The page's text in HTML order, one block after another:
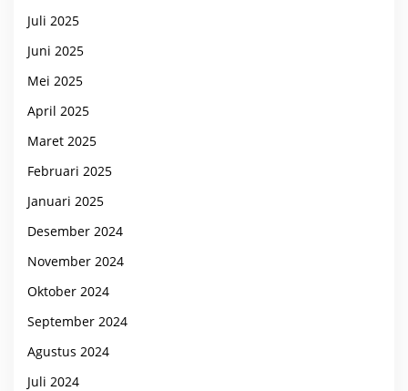
Juli 2025
Juni 2025
Mei 2025
April 2025
Maret 2025
Februari 2025
Januari 2025
Desember 2024
November 2024
Oktober 2024
September 2024
Agustus 2024
Juli 2024